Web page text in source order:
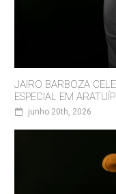
JAIRO BARBOZA
ESPECIAL EM
junho 20th, 2026